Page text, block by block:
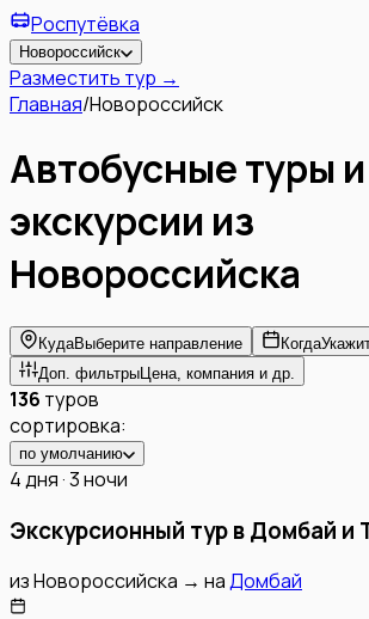
Роспутёвка
Новороссийск
Разместить тур →
Главная/Новороссийск
Автобусные туры и
экскурсии из
Новороссийска
КудаВыберите направление Когда
Доп. фильтры Цена, компания и др.
136 туров
сортировка:
по умолчанию
4 дня · 3 ночи
Экскурсионный тур в Домбай и
изНовороссийска → наДомбай